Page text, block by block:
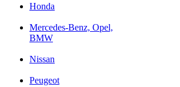
Honda
Mercedes-Benz, Opel,
BMW
Nissan
Peugeot